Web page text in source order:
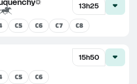
13h25
C5 C6 C7 C8
15h50
C5 C6